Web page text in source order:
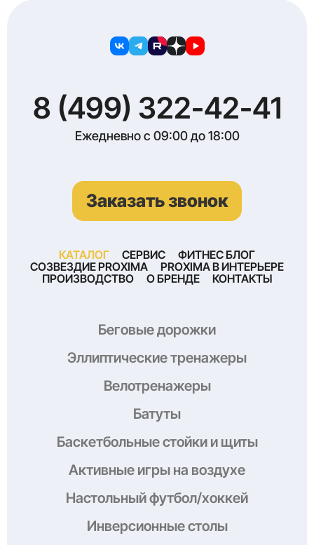
8 (499) 322-42-41
Ежедневно с 09:00 до 18:00
Заказать звонок
КАТАЛОГ СЕРВИС
ФИТНЕС БЛОГ
СОЗВЕЗДИЕ PROXIMA
PROXIMA В ИНТЕРЬЕРЕ
ПРОИЗВОДСТВО
О БРЕНДЕ КОНТАКТЫ
Беговые дорожки
Эллиптические тренажеры
Велотренажеры
Батуты
Баскетбольные стойки и щиты
Активные игры на воздухе
Настольный футбол/хоккей
Инверсионные столы